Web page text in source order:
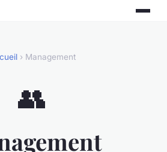
› Management
👥